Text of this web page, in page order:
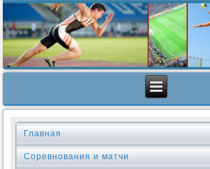
Главная
Соревнования и матчи